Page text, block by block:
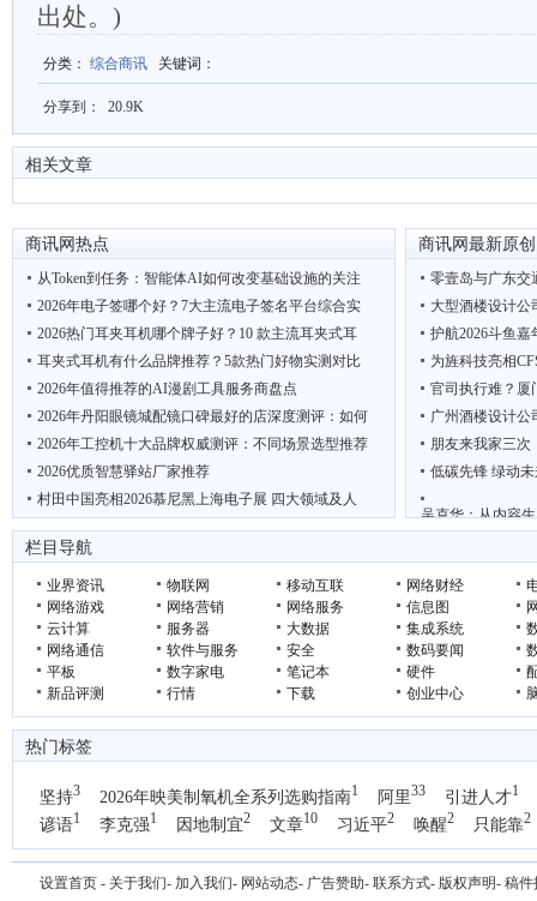
出处。)
分类 ： 综合商讯 关键词 ：
分享到： 20.9K
相关文章
商讯网热点
从Token到任务：智能体AI如何改变基础设施的关注
2026年电子签哪个好？7大主流电子签名平台综合实
2026热门耳夹耳机哪个牌子好？10 款主流耳夹式耳
耳夹式耳机有什么品牌推荐？5款热门好物实测对比
2026年值得推荐的AI漫剧工具服务商盘点
2026年丹阳眼镜城配镜口碑最好的店深度测评：如何
2026年工控机十大品牌权威测评：不同场景选型推荐
2026优质智慧驿站厂家推荐
村田中国亮相2026慕尼黑上海电子展 四大领域及人
“鲜”动羊城 西安 周至携猕猴桃电商项目亮相广
商讯网最新原创
零壹岛与广东交
大型酒楼设计公
护航2026斗鱼
为旌科技亮相
官司执行难？厦
广州酒楼设计公
朋友来我家三次
低碳先锋 绿动
吴克华：从内容
栏目导航
业界资讯 物联网 移动互联 网络财经
网络游戏
网络营销 网络服务 信息图
云计算
服务器 大数据 集成系统
网络通信
软件与服务 安全 数码要闻
平板
数字家电 笔记本 硬件
新品评测
行情 下载 创业中心
热门标签
坚持3 2026年映美制氧机全系列选购指南1 阿里33 引进人才1
谚语1 李克强1 因地制宜2 文章10 习近平2 唤醒2 只能靠2
国办1
设置首页 - 关于我们- 加入我们- 网站动态- 广告赞助- 联系方式- 版权声明- 稿件